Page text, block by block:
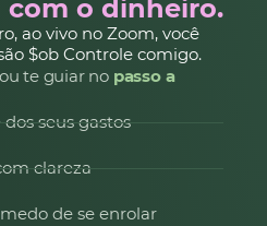
com o dinheiro.
ao vivo no Zoom, você
$ob Controle comigo.
te guiar no passo a
seus gastos
clareza
de se enrolar